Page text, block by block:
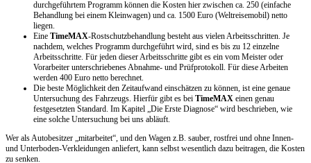
durchgeführtem Programm können die Kosten hier zwischen ca. 250 (einfache
Behandlung bei einem Kleinwagen) und ca. 1500 Euro (Weltreisemobil) netto
liegen.
Eine TimeMAX-Rostschutzbehandlung besteht aus vielen Arbeitsschritten. Je
nachdem, welches Programm durchgeführt wird, sind es bis zu 12 einzelne
Arbeitsschritte. Für jeden dieser Arbeitsschritte gibt es ein vom Meister oder
Vorarbeiter unterschriebenes Abnahme- und Prüfprotokoll. Für diese Arbeiten
werden 400 Euro netto berechnet.
Die beste Möglichkeit den Zeitaufwand einschätzen zu können, ist eine genaue
Untersuchung des Fahrzeugs. Hierfür gibt es bei TimeMAX einen genau
festgesetzten Standard. Im Kapitel „Die Erste Diagnose“ wird beschrieben, wie
eine solche Untersuchung bei uns abläuft.
Wer als Autobesitzer „mitarbeitet“, und den Wagen z.B. sauber, rostfrei und ohne Innen-
und Unterboden-Verkleidungen anliefert, kann selbst wesentlich dazu beitragen, die Kosten
zu senken.